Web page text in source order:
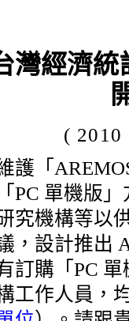
灣經濟
( 2010
護「
PC 單機版
究機構等以
，設計推出
訂購「PC
工作人員，